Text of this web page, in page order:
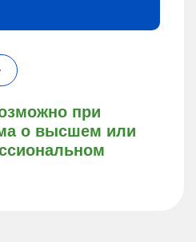
при
о высшем или